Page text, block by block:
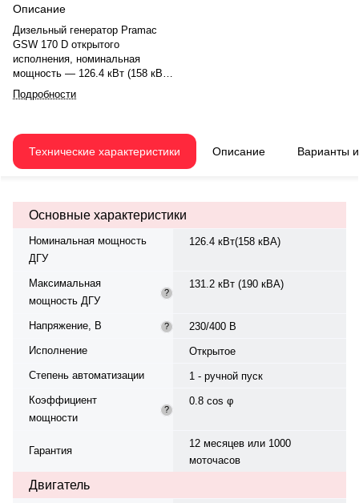
Описание
Дизельный генератор Pramac
GSW 170 D открытого
исполнения, номинальная
мощность — 126.4 кВт (158 кВА),
максимальная — 131.2 кВт (190
кВА). Двигатель Deutz
электронным регулятором.
Частота вращения 1500 об/мин.
топлива при 75% нагрузке — 24.5
л/ч. Топливный бак — 250 л,
ч. Рейтинг экономичности — 4.55.
Вес — 1615 кг, габариты:
Производство: Италия, гарантия
12 мес. или 1000 моточасов.
Подробности
Технические характеристики Описание Варианты
Основные характеристики
Номинальная мощность
ДГУ
126.4 кВт(158 кВА)
Максимальная
мощность ДГУ
?
131.2 кВт (190 кВА)
Напряжение, В ?
230/400 В
Исполнение
Открытое
Степень автоматизации
1 - ручной пуск
Коэффициент
мощности
?
0.8 cos φ
Гарантия
12 месяцев или 1000
моточасов
Двигатель